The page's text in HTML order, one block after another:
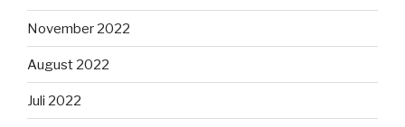
November 2022
August 2022
Juli 2022